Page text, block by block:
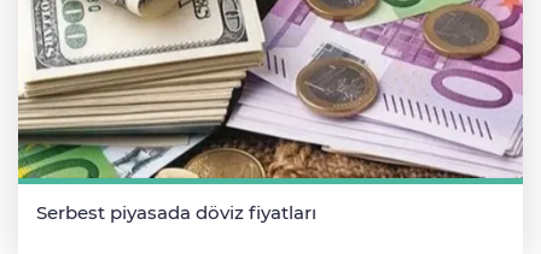
Serbest piyasada döviz fiyatları